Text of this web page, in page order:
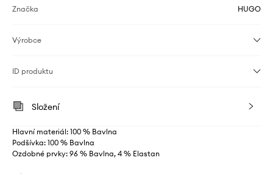
Značka HUGO
Výrobce
ID produktu
Složení
Hlavní materiál: 100 % Bavlna
Podšívka: 100 % Bavlna
Ozdobné prvky: 96 % Bavlna, 4 % Elastan